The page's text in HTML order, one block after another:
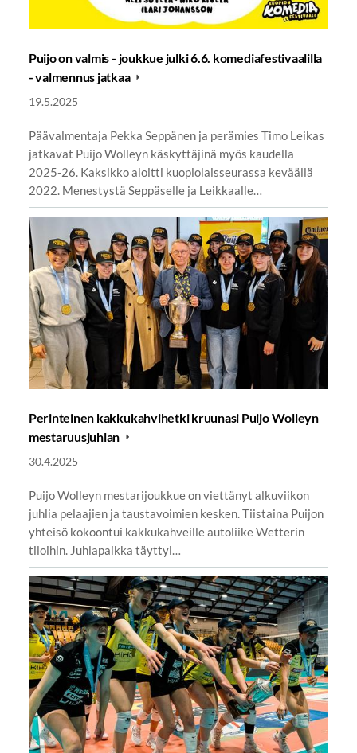
Puijo on valmis - joukkue julki 6.6. komediafestivaalilla
- valmennus jatkaa
19.5.2025
Päävalmentaja Pekka Seppänen ja perämies Timo Leikas
jatkavat Puijo Wolleyn käskyttäjinä myös kaudella
2025-26. Kaksikko aloitti kuopiolaisseurassa keväällä
2022. Menestystä Seppäselle ja Leikkaalle…
Perinteinen kakkukahvihetki kruunasi Puijo Wolleyn
mestaruusjuhlan
30.4.2025
Puijo Wolleyn mestarijoukkue on viettänyt alkuviikon
juhlia pelaajien ja taustavoimien kesken. Tiistaina Puijon
yhteisö kokoontui kakkukahveille autoliike Wetterin
tiloihin. Juhlapaikka täyttyi…